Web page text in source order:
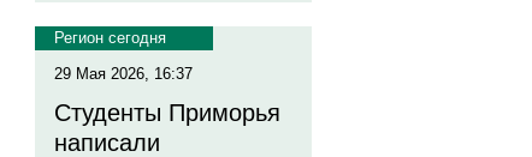
Регион сегодня
29 Мая 2026, 16:37
Студенты Приморья
написали